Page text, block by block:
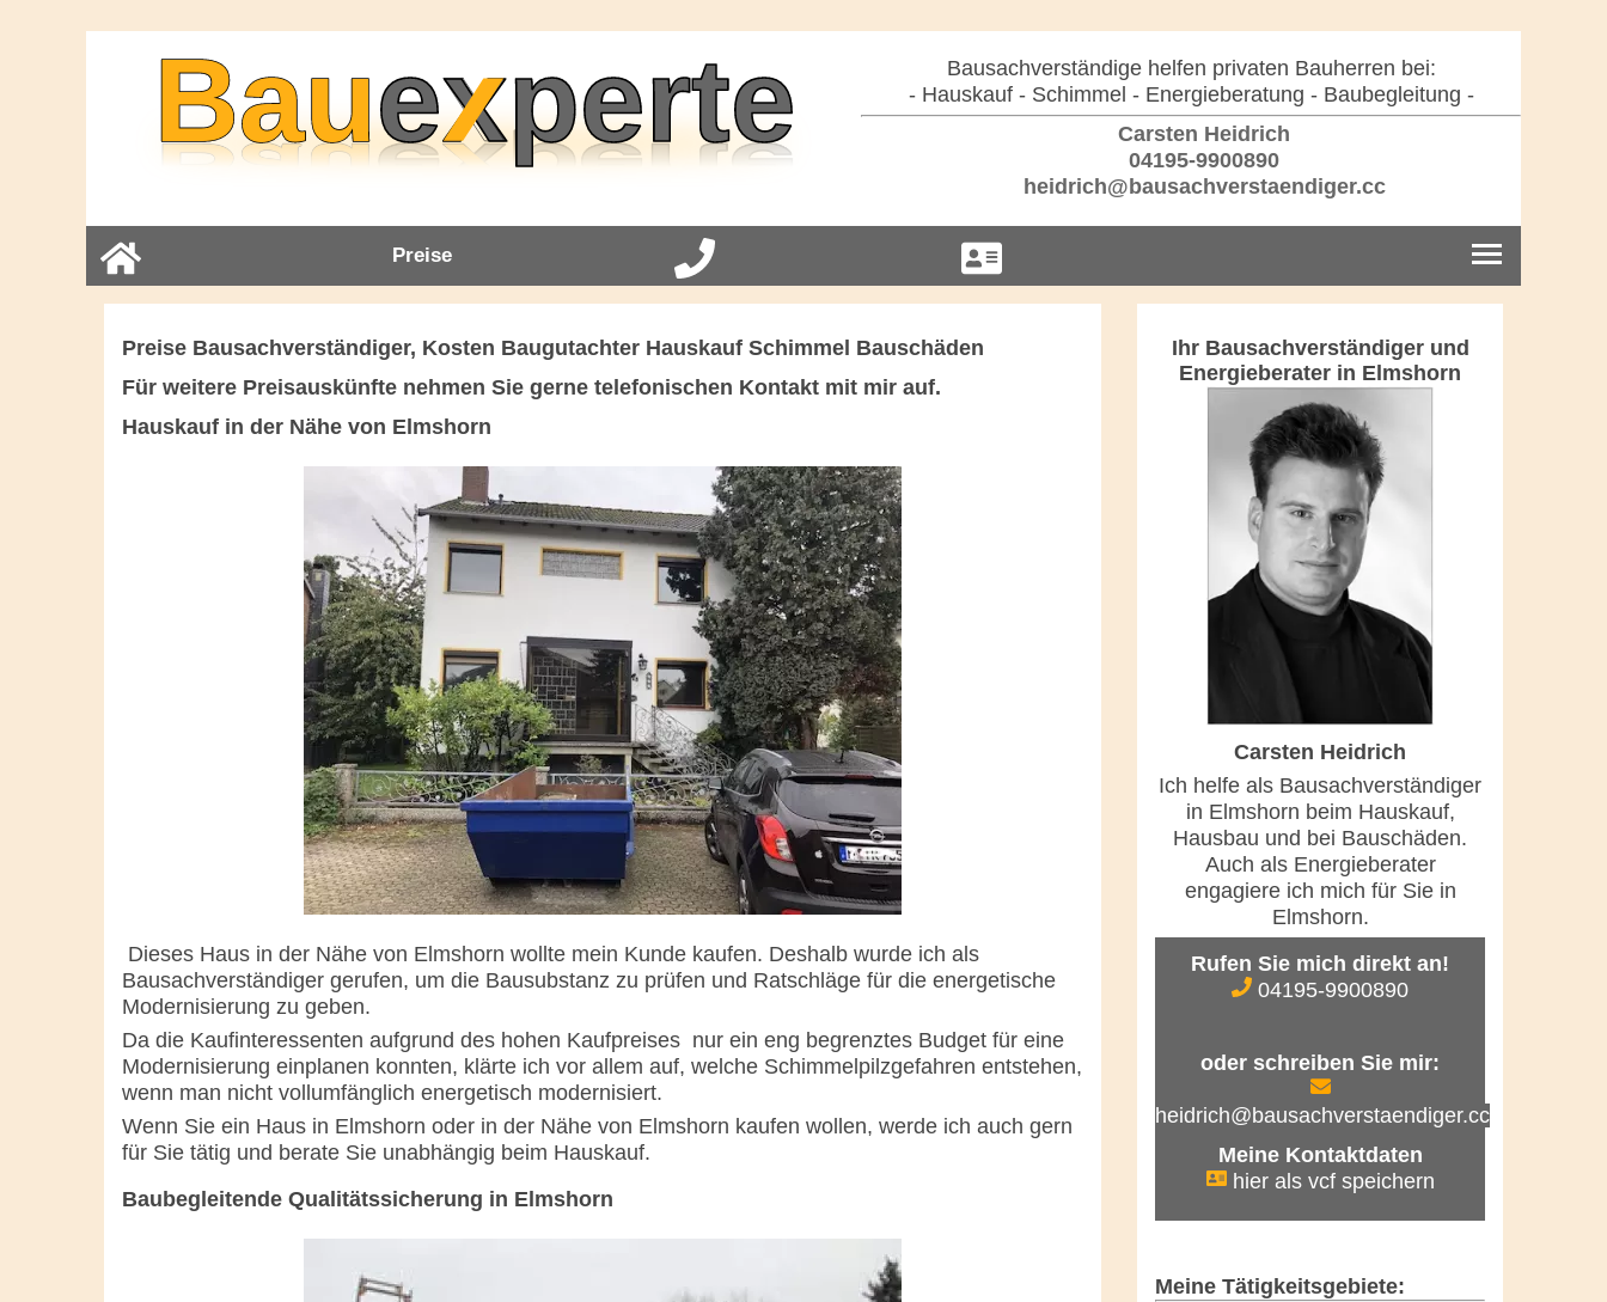
Bausachverständige helfen privaten Bauherren bei:
- Hauskauf - Schimmel - Energieberatung - Baubegleitung -
Carsten Heidrich
04195-9900890
heidrich@bausachverstaendiger.cc
Preise
Preise Bausachverständiger, Kosten Baugutachter Hauskauf Schimmel Bauschäden
Für weitere Preisauskünfte nehmen Sie gerne telefonischen Kontakt mit mir auf.
Hauskauf in der Nähe von Elmshorn
Dieses Haus in der Nähe von Elmshorn wollte mein Kunde kaufen. Deshalb wurde ich als
Bausachverständiger gerufen, um die Bausubstanz zu prüfen und Ratschläge für die energetische
Modernisierung zu geben.
Da die Kaufinteressenten aufgrund des hohen Kaufpreises nur ein eng begrenztes Budget für eine
Modernisierung einplanen konnten, klärte ich vor allem auf, welche Schimmelpilzgefahren entstehen,
wenn man nicht vollumfänglich energetisch modernisiert.
Wenn Sie ein Haus in Elmshorn oder in der Nähe von Elmshorn kaufen wollen, werde ich auch gern
für Sie tätig und berate Sie unabhängig beim Hauskauf.
Baubegleitende Qualitätssicherung in Elmshorn
Ihr Bausachverständiger und
Energieberater in Elmshorn
Carsten Heidrich
Ich helfe als Bausachverständiger
in Elmshorn beim Hauskauf,
Hausbau und bei Bauschäden.
Auch als Energieberater
engagiere ich mich für Sie in
Elmshorn.
Rufen Sie mich direkt an!
04195-9900890
oder schreiben Sie mir:
heidrich@bausachverstaendiger.cc
Meine Kontaktdaten
hier als vcf speichern
Meine Tätigkeitsgebiete: